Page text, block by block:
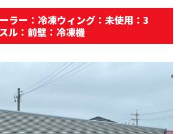
ラー：冷凍ウィング：未使用：3
ル：前壁：冷凍機